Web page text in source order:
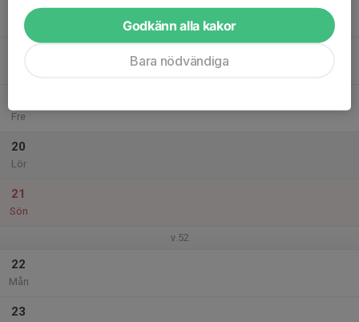
Ons
Fre
20
Lör
21
Sön
v.52
22
Mån
23
Godkänn alla kakor
Bara nödvändiga